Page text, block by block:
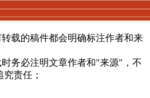
载的稿件都会明确标注作者和来
务必注明文章作者和"来源"，不
责任；